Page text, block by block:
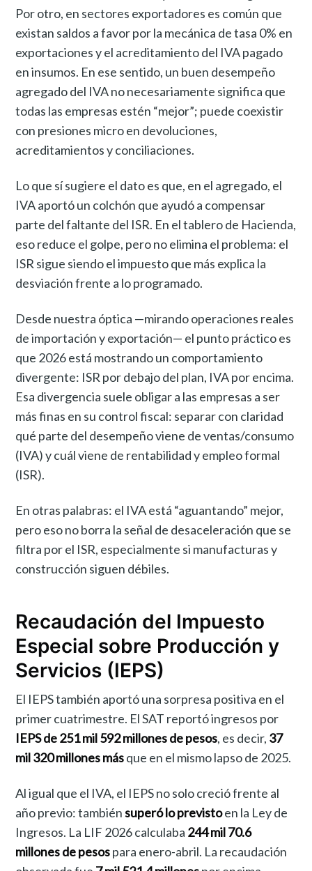
Por otro, en sectores exportadores es común que
existan saldos a favor por la mecánica de tasa 0% en
exportaciones y el acreditamiento del IVA pagado
en insumos. En ese sentido, un buen desempeño
agregado del IVA no necesariamente significa que
todas las empresas estén “mejor”; puede coexistir
con presiones micro en devoluciones,
acreditamientos y conciliaciones.
Lo que sí sugiere el dato es que, en el agregado, el
IVA aportó un colchón que ayudó a compensar
parte del faltante del ISR. En el tablero de Hacienda,
eso reduce el golpe, pero no elimina el problema: el
ISR sigue siendo el impuesto que más explica la
desviación frente a lo programado.
Desde nuestra óptica —mirando operaciones reales
de importación y exportación— el punto práctico es
que 2026 está mostrando un comportamiento
divergente: ISR por debajo del plan, IVA por encima.
Esa divergencia suele obligar a las empresas a ser
más finas en su control fiscal: separar con claridad
qué parte del desempeño viene de ventas/consumo
(IVA) y cuál viene de rentabilidad y empleo formal
(ISR).
En otras palabras: el IVA está “aguantando” mejor,
pero eso no borra la señal de desaceleración que se
filtra por el ISR, especialmente si manufacturas y
construcción siguen débiles.
Recaudación del Impuesto
Especial sobre Producción y
Servicios (IEPS)
El IEPS también aportó una sorpresa positiva en el
primer cuatrimestre. El SAT reportó ingresos por
IEPS de 251 mil 592 millones de pesos, es decir, 37
mil 320 millones másque en el mismo lapso de 2025.
Al igual que el IVA, el IEPS no solo creció frente al
año previo: tambiénsuperó lo previstoen la Ley de
Ingresos. La LIF 2026 calculaba 244 mil 70.6
millones de pesospara enero-abril. La recaudación